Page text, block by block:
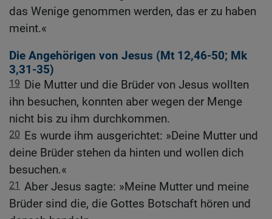
das Wenige genommen werden, das er zu haben
meint.«
Die Angehörigen von Jesus (Mt 12,46-50; Mk
3,31-35)
19 Die Mutter und die Brüder von Jesus wollten
ihn besuchen, konnten aber wegen der Menge
nicht bis zu ihm durchkommen.
20 Es wurde ihm ausgerichtet: »Deine Mutter und
deine Brüder stehen da hinten und wollen dich
besuchen.«
21 Aber Jesus sagte: »Meine Mutter und meine
Brüder sind die, die Gottes Botschaft hören und